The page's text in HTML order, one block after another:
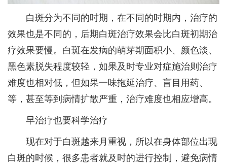
白斑分为不同的时期，在不同的时期内，治疗的
效果也是不同的，后期白斑治疗效果会比白斑初期治
疗效果要慢。白斑在发病的萌芽期面积小、颜色淡、
黑色素脱失程度较轻，如果及时专业对症施治则治疗
难度也相对低，但如果一味拖延治疗、盲目用药、
等，甚至等到病情扩散严重，治疗难度也相应增高。
早治疗也要科学治疗
现在对于白斑越来月重视，所以在身体部位出现
白斑的时候，很多患者就及时的进行控制，避免病情